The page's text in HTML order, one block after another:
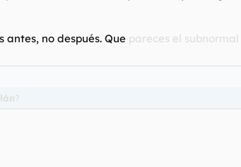
no después. Que pareces el subnormal
?